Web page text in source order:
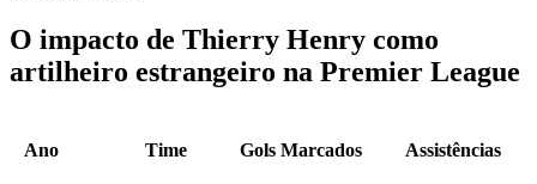
O impacto de Thierry Henry como
artilheiro estrangeiro na Premier League
Ano Time Gols Marcados Assistências